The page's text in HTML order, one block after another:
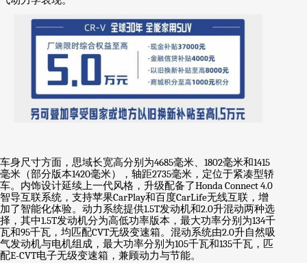
车身尺寸方面，思域长宽高分别为4685毫米、 1802毫米和1415
毫米（部分版本1420毫米），轴距2735毫米，定位于紧凑型轿
车。内饰设计延续上一代风格，升级配备了Honda Connect 4.0
智导互联系统，支持苹果CarPlay和百度CarLife无线互联，增
加了智能化体验。动力系统提供1.5T发动机和2.0升混动两种选
择，其中1.5T发动机分为高低功率版本，最大功率分别为134千
瓦和95千瓦，均匹配CVT无级变速箱。混动系统由2.0升自然吸
气发动机与电机组成，最大功率分别为105千瓦和135千瓦，匹
配E-CVT电子无级变速箱，兼顾动力与节能。